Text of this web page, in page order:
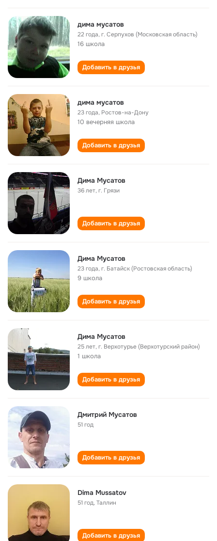
дима мусатов
22 года,г. Серпухов (Московская область)
16 школа
Добавить в друзья
дима мусатов
23 года, Ростов-на-Дону
10 вечерняя школа
Добавить в друзья
Дима Мусатов
36 лет,г. Грязи
Добавить в друзья
Дима Мусатов
23 года,г. Батайск (Ростовская область)
9 школа
Добавить в друзья
Дима Мусатов
25 лет,г. Верхотурье (Верхотурский район)
1 школа
Добавить в друзья
Дмитрий Мусатов
51 год
Добавить в друзья
Dima Mussatov
51 год,Таллин
Добавить в друзья